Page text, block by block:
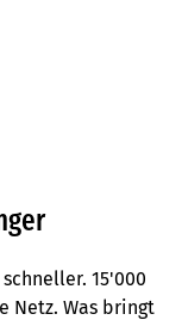
15'000
Netz. Was bringt